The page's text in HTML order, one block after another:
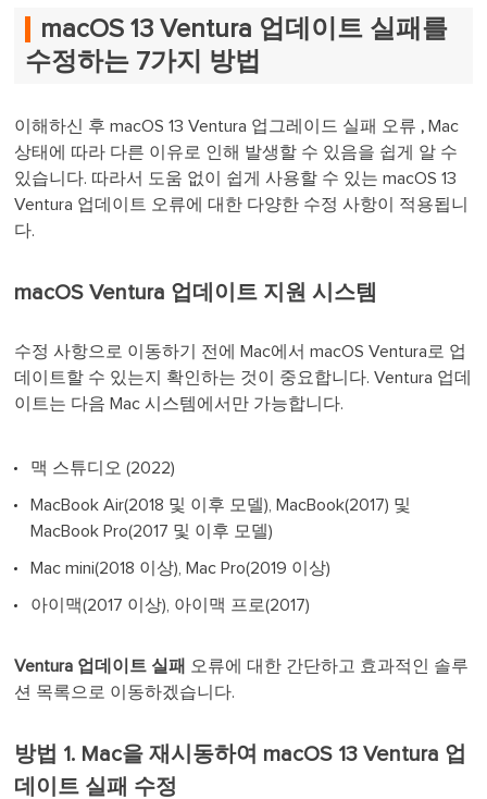
macOS 13 Ventura 업데이트 실패를
수정하는 7가지 방법
이해하신 후 macOS 13 Ventura 업그레이드 실패 오류 , Mac
상태에 따라 다른 이유로 인해 발생할 수 있음을 쉽게 알 수
있습니다. 따라서 도움 없이 쉽게 사용할 수 있는 macOS 13
Ventura 업데이트 오류에 대한 다양한 수정 사항이 적용됩니
다.
macOS Ventura 업데이트 지원 시스템
수정 사항으로 이동하기 전에 Mac에서 macOS Ventura로 업
데이트할 수 있는지 확인하는 것이 중요합니다. Ventura 업데
이트는 다음 Mac 시스템에서만 가능합니다.
맥 스튜디오 (2022)
MacBook Air(2018 및 이후 모델), MacBook(2017) 및
MacBook Pro(2017 및 이후 모델)
Mac mini(2018 이상), Mac Pro(2019 이상)
아이맥(2017 이상), 아이맥 프로(2017)
Ventura 업데이트 실패 오류에 대한 간단하고 효과적인 솔루
션 목록으로 이동하겠습니다.
방법 1. Mac을 재시동하여 macOS 13 Ventura 업
데이트 실패 수정